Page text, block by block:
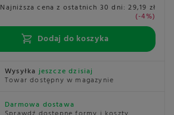
Najniższa cena z ostatnich 30 dni:29,19 zł
-4%
Dodaj do koszyka
Wysyłkajeszcze dzisiaj
Towar dostępny w magazynie
Darmowa dostawa